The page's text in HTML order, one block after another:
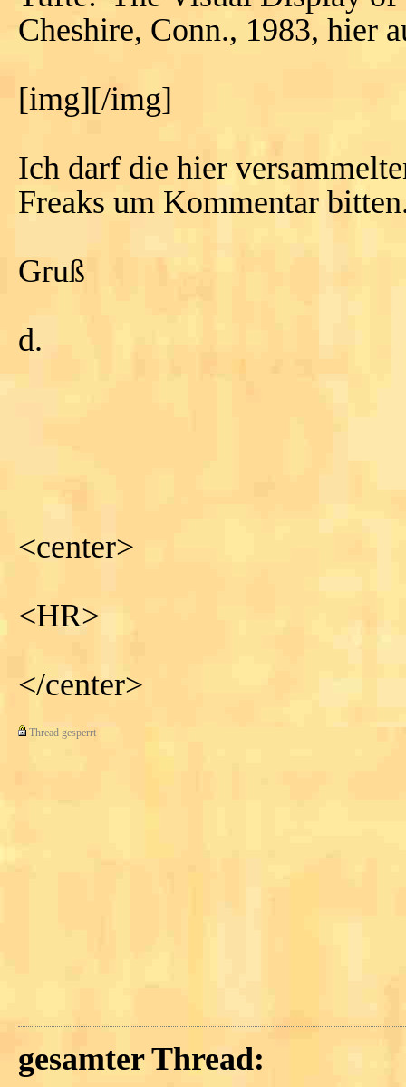
Cheshire, Conn., 1983, hier
[img][/img]
Ich darf die hier
Freaks um Kommentar
Gruß
d.
<center>
<HR>
</center>
Thread gesperrt
gesamter Thread: